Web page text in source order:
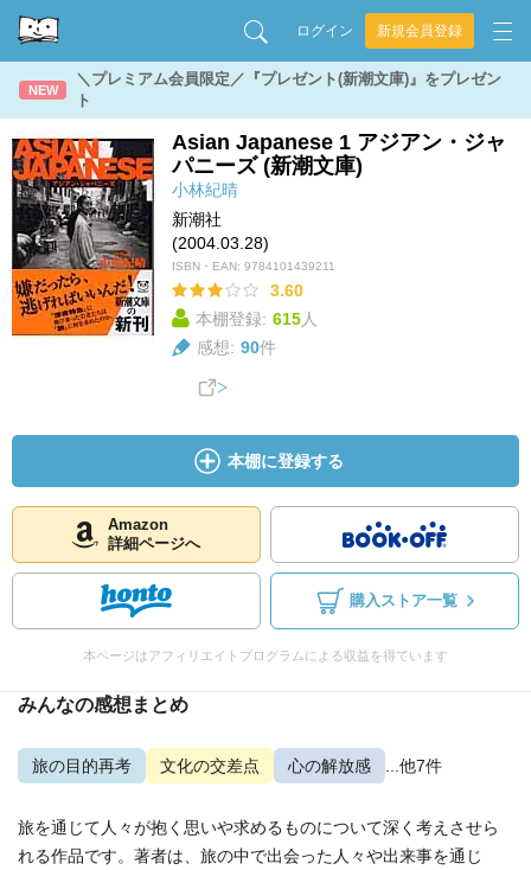
ログイン 新規会員登録
NEW
＼プレミアム会員限定／『プレゼント(新潮文庫)』をプレゼン
ト
Asian Japanese 1 アジアン・ジャ
パニーズ (新潮文庫)
小林紀晴
新潮社
(2004.03.28)
ISBN・EAN: 9784101439211
3.60
本棚登録: 615人
感想: 90件
本棚に登録する
Amazon
詳細ページへ
購入ストア一覧
本ページはアフィリエイトプログラムによる収益を得ています
みんなの感想まとめ
旅の目的再考 文化の交差点 心の解放感 ...他7件
旅を通じて人々が抱く思いや求めるものについて深く考えさせら
れる作品です。著者は、旅の中で出会った人々や出来事を通じ